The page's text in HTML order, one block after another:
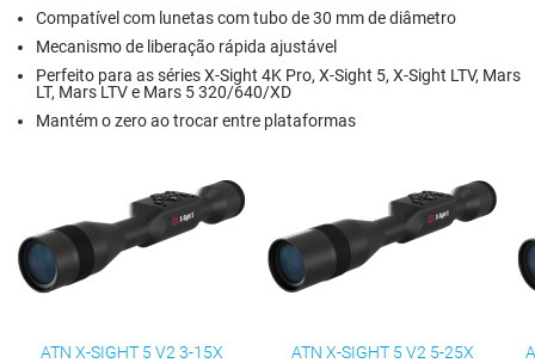
Compatível com lunetas com tubo de 30 mm de diâmetro
Mecanismo de liberação rápida ajustável
Perfeito para as séries X-Sight 4K Pro, X-Sight 5, X-Sight LTV, Mars
LT, Mars LTV e Mars 5 320/640/XD
Mantém o zero ao trocar entre plataformas
ATN X-SIGHT 5 V2 3-15X
ATN X-SIGHT 5 V2 5-25X